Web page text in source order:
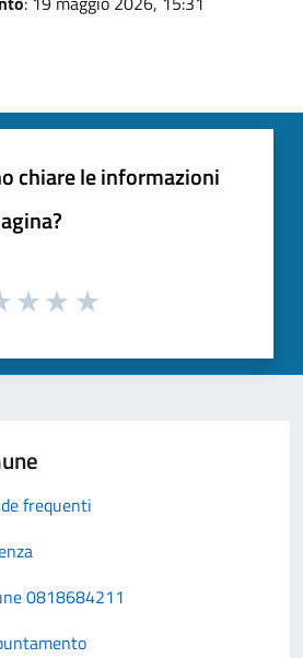
chiare le informazioni
frequenti
0818684211